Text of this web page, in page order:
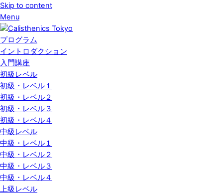
Skip to content
Menu
プログラム
イントロダクション
入門講座
初級レベル
初級・レベル１
初級・レベル２
初級・レベル３
初級・レベル４
中級レベル
中級・レベル１
中級・レベル２
中級・レベル３
中級・レベル４
上級レベル